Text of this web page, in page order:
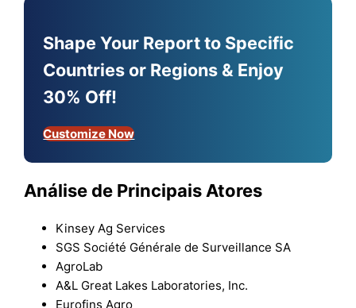
Shape Your Report to Specific
Countries or Regions & Enjoy
30% Off!
Customize Now
Análise de Principais Atores
Kinsey Ag Services
SGS Société Générale de Surveillance SA
AgroLab
A&L Great Lakes Laboratories, Inc.
Eurofins Agro